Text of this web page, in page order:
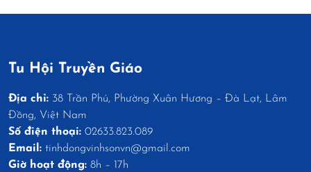
Tu Hội Truyền Giáo
Địa chỉ: 38 Trần Phú, Phường Xuân Hương – Đà Lạt, Lâm
Đồng, Việt Nam
Số điện thoại: 02633.823.089
Email: tinhdongvinhsonvn@gmail.com
Giờ hoạt động: 8h – 17h